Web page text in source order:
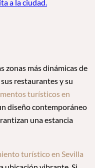
a la ciudad.
zonas más dinámicas de
restaurantes y su
turísticos en
diseño contemporáneo
una estancia
turístico en Sevilla